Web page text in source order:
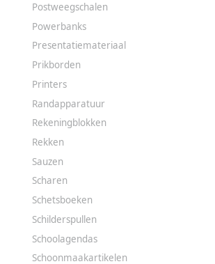
Postweegschalen
Powerbanks
Presentatiemateriaal
Prikborden
Printers
Randapparatuur
Rekeningblokken
Rekken
Sauzen
Scharen
Schetsboeken
Schilderspullen
Schoolagendas
Schoonmaakartikelen